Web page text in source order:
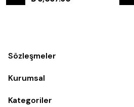
Sözleşmeler
Kurumsal
Kategoriler